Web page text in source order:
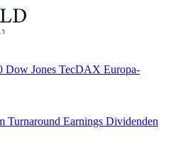
Dow Jones TecDAX Europa-
Turnaround Earnings Dividenden